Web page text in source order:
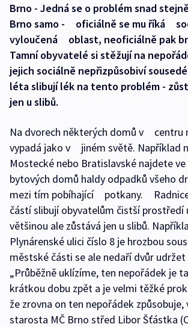
Brno - Jedná se o problém snad
Brno samo - oficiálně se mu říká
vyloučená oblast, neoficiálně pak
Tamní obyvatelé si stěžují na
jejich sociálně nepřizpůsobiví
léta slibují lék na tento problém -
jen u slibů.
Na dvorech některých domů v centru
vypadá jako v jiném světě. Například
Mostecké nebo Bratislavské najdete
bytových domů haldy odpadků všeho
mezi tím pobíhající potkany.
částí slibují obyvatelům čistší prostředí
většinou ale zůstává jen u slibů.
Plynárenské ulici číslo 8 je hrozbou
městské části se ale nedaří dvůr
„Průběžně uklízíme, ten nepořádek je
krátkou dobu zpět a je velmi těžké
že zrovna on ten nepořádek způsobuje,
starosta MČ Brno střed Libor Šťástka